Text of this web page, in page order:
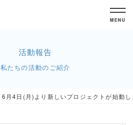
MENU
活動報告
私たちの活動のご紹介
6月4日(月)より新しいプロジェクトが始動